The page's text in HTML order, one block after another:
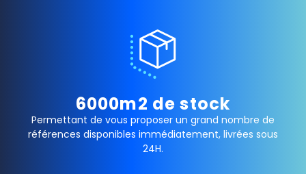
6000m2 de stock
Permettant de vous proposer un grand nombre de
références disponibles immédiatement, livrées sous
24H.